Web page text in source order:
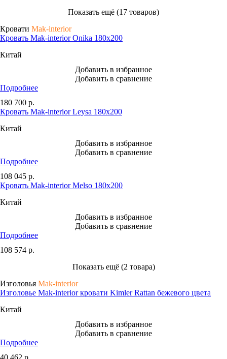
Показать ещё (17 товаров)
Кровати Mak-interior
Кровать Mak-interior Onika 180х200
Китай
Добавить в избранное
Добавить в сравнение
Подробнее
180 700 р.
Кровать Mak-interior Leysa 180х200
Китай
Добавить в избранное
Добавить в сравнение
Подробнее
108 045 р.
Кровать Mak-interior Melso 180х200
Китай
Добавить в избранное
Добавить в сравнение
Подробнее
108 574 р.
Показать ещё (2 товара)
Изголовья Mak-interior
Изголовье Mak-interior кровати Kimler Rattan бежевого цвета
Китай
Добавить в избранное
Добавить в сравнение
Подробнее
40 462 р.